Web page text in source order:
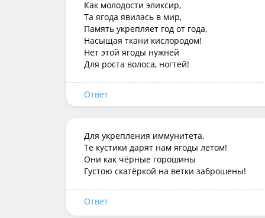
Как молодости эликсир,
Та ягода явилась в мир,
Память укрепляет год от года,
Насыщая ткани кислородом!
Нет этой ягоды нужней
Для роста волоса, ногтей!
Ответ
Для укрепления иммунитета,
Те кустики дарят нам ягоды летом!
Они как чёрные горошины
Густою скатёркой на ветки заброшены!
Ответ